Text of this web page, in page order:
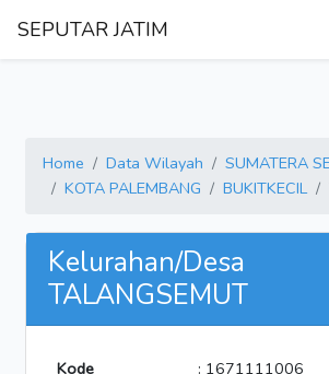
SEPUTAR JATIM
Home Data Wilayah
SUMATERA
KOTA PALEMBANG
BUKITKECIL
Kelurahan/Desa
TALANGSEMUT
Kode
: 1671111006